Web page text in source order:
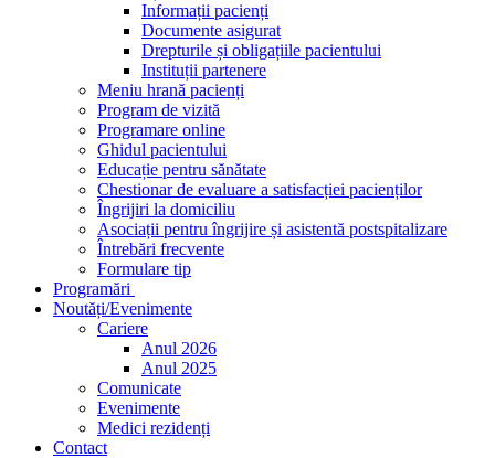
Informații pacienți
Documente asigurat
Drepturile și obligațiile pacientului
Instituții partenere
Meniu hrană pacienți
Program de vizită
Programare online
Ghidul pacientului
Educație pentru sănătate
Chestionar de evaluare a satisfacției pacienților
Îngrijiri la domiciliu
Asociații pentru îngrijire și asistentă postspitalizare
Întrebări frecvente
Formulare tip
Programări
Noutăți/Evenimente
Cariere
Anul 2026
Anul 2025
Comunicate
Evenimente
Medici rezidenți
Contact